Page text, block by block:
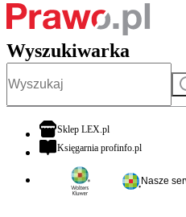
Wyszukiwarka
Sklep LEX.plotwiera się w nowej
Księgarnia profinfo.plotwiera się
Nasze